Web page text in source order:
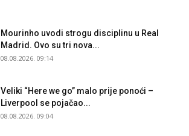
Mourinho uvodi strogu disciplinu u Real
Madrid. Ovo su tri nova...
08.08.2026. 09:14
Veliki “Here we go” malo prije ponoći –
Liverpool se pojačao...
08.08.2026. 09:04